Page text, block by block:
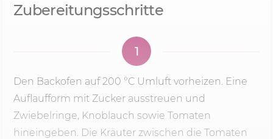
Zubereitungsschritte
1
Den Backofen auf200 °C Umluft vorheizen. Eine
Auflaufform mit Zucker ausstreuen und
Zwiebelringe, Knoblauch sowie Tomaten
hineingeben. Die Kräuter zwischen die Tomaten